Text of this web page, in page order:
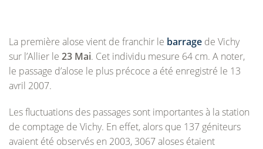
La première alose vient de franchir le barrage de Vichy
sur l’Allier le 23 Mai. Cet individu mesure 64 cm. A noter,
le passage d’alose le plus précoce a été enregistré le 13
avril 2007.
Les fluctuations des passages sont importantes à la station
de comptage de Vichy. En effet, alors que 137 géniteurs
avaient été observés en 2003, 3067 aloses étaient